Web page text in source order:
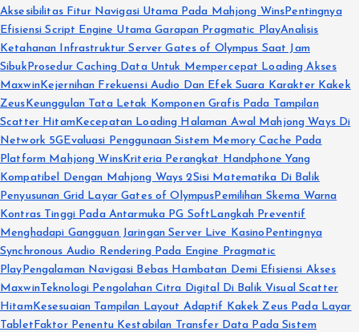
Aksesibilitas Fitur Navigasi Utama Pada Mahjong Wins Pentingnya
Efisiensi Script Engine Utama Garapan Pragmatic PlayAnalisis
Ketahanan Infrastruktur Server Gates of Olympus Saat Jam
Sibuk Prosedur Caching Data Untuk Mempercepat Loading Akses
MaxwinKejernihan Frekuensi Audio Dan Efek Suara Karakter Kakek
Zeus Keunggulan Tata Letak Komponen Grafis Pada Tampilan
Scatter HitamKecepatan Loading Halaman Awal Mahjong Ways Di
Network 5G Evaluasi Penggunaan Sistem Memory Cache Pada
Platform Mahjong WinsKriteria Perangkat Handphone Yang
Kompatibel Dengan Mahjong Ways 2Sisi Matematika Di Balik
Penyusunan Grid Layar Gates of Olympus Pemilihan Skema Warna
Kontras Tinggi Pada Antarmuka PG Soft Langkah Preventif
Menghadapi Gangguan Jaringan Server Live Kasino Pentingnya
Synchronous Audio Rendering Pada Engine Pragmatic
Play Pengalaman Navigasi Bebas Hambatan Demi Efisiensi Akses
MaxwinTeknologi Pengolahan Citra Digital Di Balik Visual Scatter
HitamKesesuaian Tampilan Layout Adaptif Kakek Zeus Pada Layar
Tablet Faktor Penentu Kestabilan Transfer Data Pada Sistem